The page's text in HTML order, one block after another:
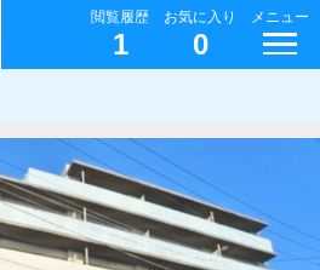
閲覧履歴
1
お気に入り
0
メニュー